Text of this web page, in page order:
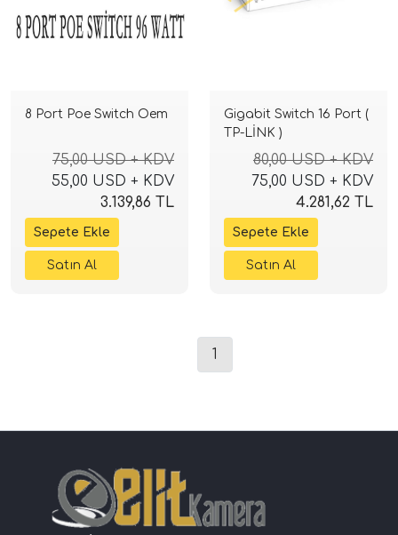
8 Port Poe Switch Oem
75,00 USD + KDV
55,00 USD + KDV
3.139,86 TL
Gigabit Switch 16 Port (
TP-LİNK )
80,00 USD + KDV
75,00 USD + KDV
4.281,62 TL
1